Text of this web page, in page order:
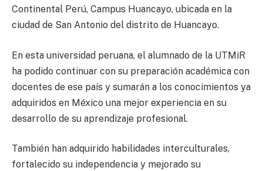
Continental Perú, Campus Huancayo, ubicada en la
ciudad de San Antonio del distrito de Huancayo.
En esta universidad peruana, el alumnado de la UTMiR
ha podido continuar con su preparación académica con
docentes de ese país y sumarán a los conocimientos ya
adquiridos en México una mejor experiencia en su
desarrollo de su aprendizaje profesional.
También han adquirido habilidades interculturales,
fortalecido su independencia y mejorado su